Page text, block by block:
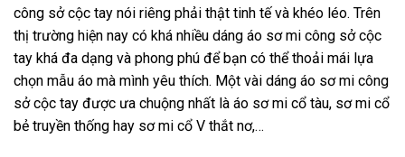
công sở cộc tay nói riêng phải thật tinh tế và khéo léo. Trên
thị trường hiện nay có khá nhiều dáng áo sơ mi công sở cộc
tay khá đa dạng và phong phú để bạn có thể thoải mái lựa
chọn mẫu áo mà mình yêu thích. Một vài dáng áo sơ mi công
sở cộc tay được ưa chuộng nhất là áo sơ mi cổ tàu, sơ mi cổ
bẻ truyền thống hay sơ mi cổ V thắt nơ,…